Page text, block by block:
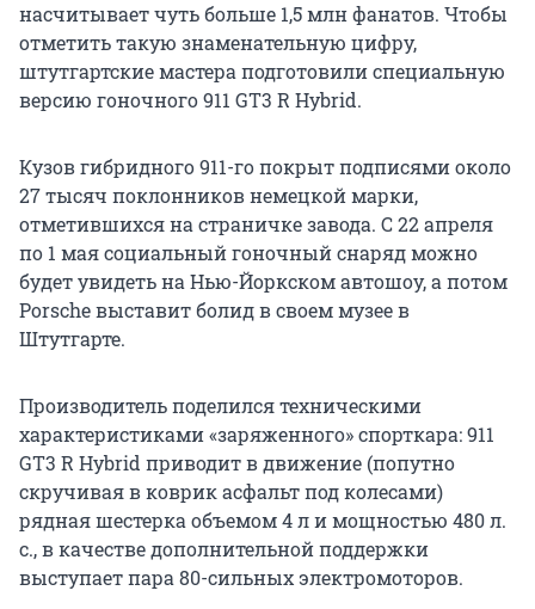
насчитывает чуть больше 1,5 млн фанатов. Чтобы
отметить такую знаменательную цифру,
штутгартские мастера подготовили специальную
версию гоночного 911 GT3 R Hybrid.
Кузов гибридного 911-го покрыт подписями около
27 тысяч поклонников немецкой марки,
отметившихся на страничке завода. С 22 апреля
по 1 мая социальный гоночный снаряд можно
будет увидеть на Нью-Йоркском автошоу, а потом
Porsche выставит болид в своем музее в
Штутгарте.
Производитель поделился техническими
характеристиками «заряженного» спорткара: 911
GT3 R Hybrid приводит в движение (попутно
скручивая в коврик асфальт под колесами)
рядная шестерка объемом 4 л и мощностью 480 л.
с., в качестве дополнительной поддержки
выступает пара 80-сильных электромоторов.